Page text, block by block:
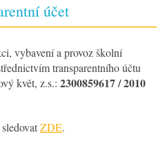
účet
vybavení a provoz školní
transparentního účtu
květ, z.s.: 2300859617 / 2010
ZDE.